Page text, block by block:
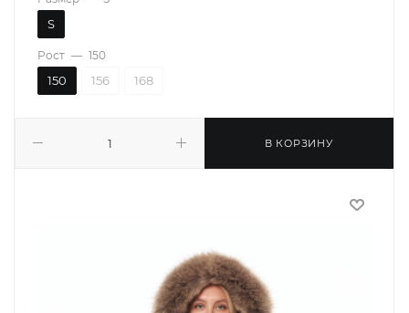
В КОРЗИНУ
S
Рост — 150
150 156 168